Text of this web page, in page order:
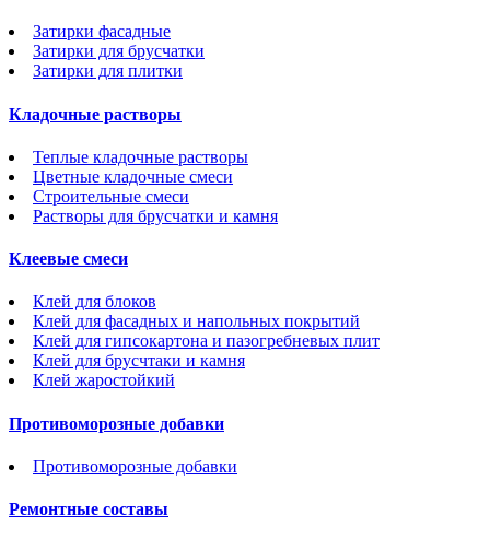
Затирки фасадные
Затирки для брусчатки
Затирки для плитки
Кладочные растворы
Теплые кладочные растворы
Цветные кладочные смеси
Строительные смеси
Растворы для брусчатки и камня
Клеевые смеси
Клей для блоков
Клей для фасадных и напольных покрытий
Клей для гипсокартона и пазогребневых плит
Клей для брусчтаки и камня
Клей жаростойкий
Противоморозные добавки
Противоморозные добавки
Ремонтные составы